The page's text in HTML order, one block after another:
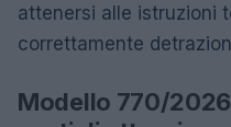
attenersi alle istruzioni
correttamente
Modello 770/